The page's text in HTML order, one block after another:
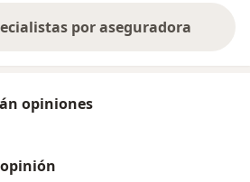
por aseguradora
opiniones